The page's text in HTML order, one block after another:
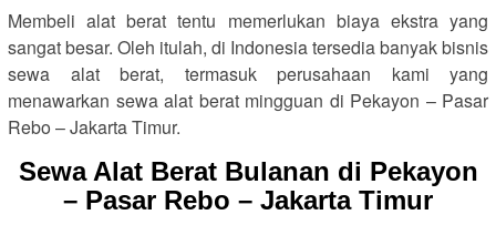
Membeli alat berat tentu memerlukan biaya ekstra yang
sangat besar. Oleh itulah, di Indonesia tersedia banyak bisnis
sewa alat berat, termasuk perusahaan kami yang
menawarkan sewa alat berat mingguan di Pekayon – Pasar
Rebo – Jakarta Timur.
Sewa Alat Berat Bulanan di Pekayon
– Pasar Rebo – Jakarta Timur